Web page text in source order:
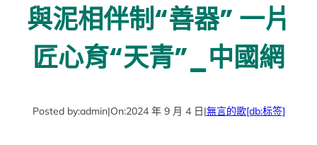
與泥相伴制“善器” 一片
匠心育“天青”_中國網
Posted by:admin|On:2024 年 9 月 4 日|無言的歌[db:标签]